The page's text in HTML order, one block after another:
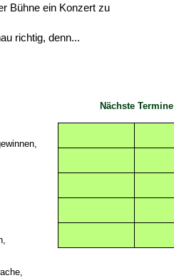
Bühne ein Konzert zu
richtig, denn...
Nächste Termine